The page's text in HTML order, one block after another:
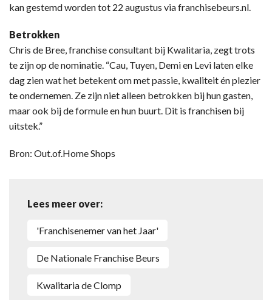
kan gestemd worden tot 22 augustus via franchisebeurs.nl.
Betrokken
Chris de Bree, franchise consultant bij Kwalitaria, zegt trots
te zijn op de nominatie. “Cau, Tuyen, Demi en Levi laten elke
dag zien wat het betekent om met passie, kwaliteit én plezier
te ondernemen. Ze zijn niet alleen betrokken bij hun gasten,
maar ook bij de formule en hun buurt. Dit is franchisen bij
uitstek.”
Bron: Out.of.Home Shops
Lees meer over:
'Franchisenemer van het Jaar'
De Nationale Franchise Beurs
Kwalitaria de Clomp